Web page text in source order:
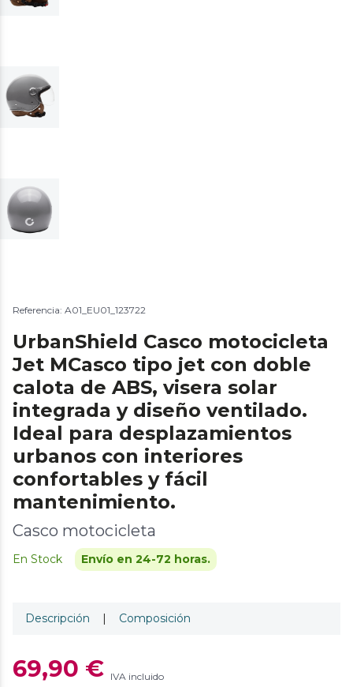
Referencia: A01_EU01_123722
UrbanShield Casco motocicleta
Jet MCasco tipo jet con doble
calota de ABS, visera solar
integrada y diseño ventilado.
Ideal para desplazamientos
urbanos con interiores
confortables y fácil
mantenimiento.
Casco motocicleta
En Stock Envío en 24-72 horas.
Descripción | Composición
69,90 € IVA incluido